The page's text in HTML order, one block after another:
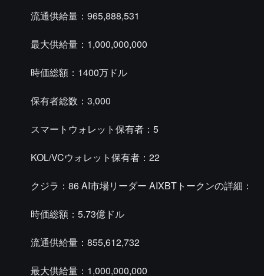
流通供給量：965,888,531
最大供給量：1,000,000,000
時価総額：1400万ドル
保有者総数：3,000
スマートウォレット保有者：5
KOL/VCウォレット保有者：22
クジラ：86 AI市場リーダー AIXBTトークンの詳細：
時価総額：5.73億ドル
流通供給量：855,612,732
最大供給量：1,000,000,000